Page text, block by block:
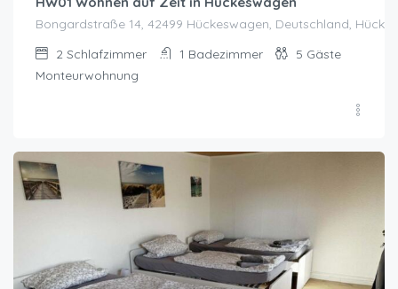
Bongardstraße 14, 42499 Hückeswagen, Deutschland,
2 Schlafzimmer 1 Badezimmer 5 Gäste
Monteurwohnung